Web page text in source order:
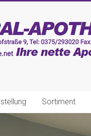
Sortiment